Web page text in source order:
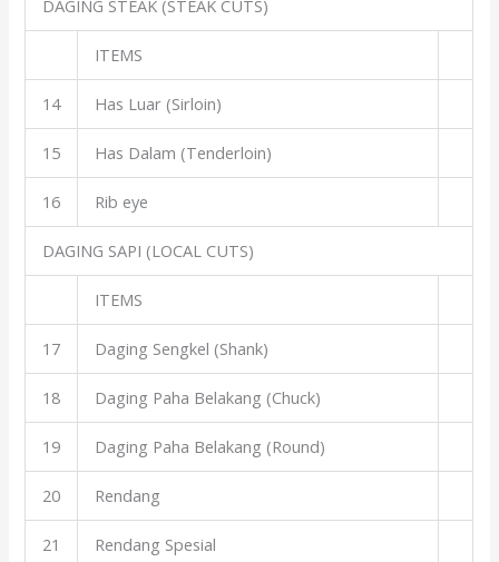
DAGING STEAK (STEAK CUTS)
ITEMS
14 Has Luar (Sirloin)
15 Has Dalam (Tenderloin)
16 Rib eye
DAGING SAPI (LOCAL CUTS)
ITEMS
17 Daging Sengkel (Shank)
18 Daging Paha Belakang (Chuck)
19 Daging Paha Belakang (Round)
20 Rendang
21 Rendang Spesial